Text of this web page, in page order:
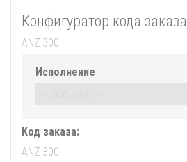
Конфигуратор кода заказа
Исполнение
Код заказа: